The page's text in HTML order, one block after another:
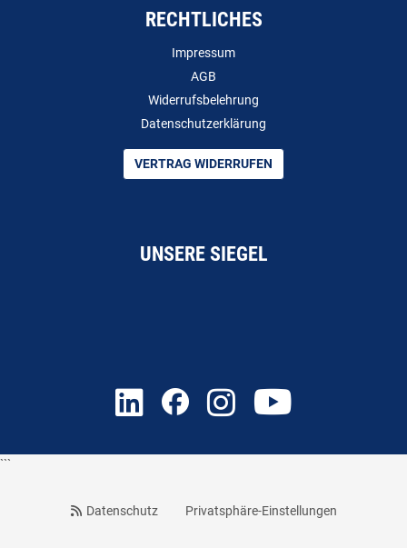
RECHTLICHES
Impressum
AGB
Widerrufsbelehrung
Datenschutzerklärung
VERTRAG WIDERRUFEN
UNSERE SIEGEL
```
Datenschutz Privatsphäre-Einstellungen